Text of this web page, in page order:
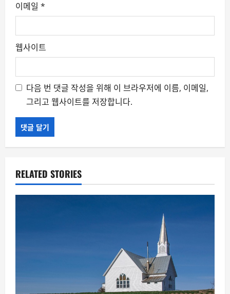
이메일 *
웹사이트
다음 번 댓글 작성을 위해 이 브라우저에 이름, 이메일,
그리고 웹사이트를 저장합니다.
RELATED STORIES